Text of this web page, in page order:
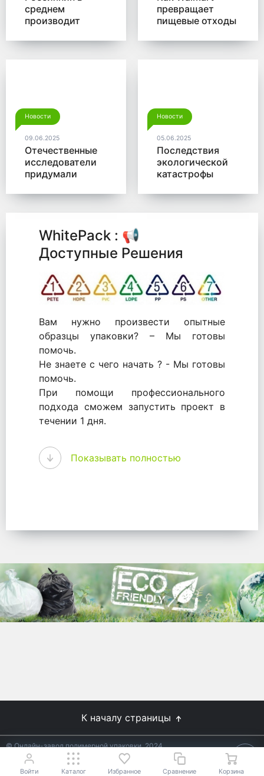
среднем
производит
мусора в год
превращает
пищевые отходы
Новости
09.06.2025
Отечественные
исследователи
придумали
для утилизации
Новости
05.06.2025
Последствия
экологической
катастрофы
микробы от
WhitePack : 📢
Доступные Решения
Вам нужно произвести опытные
образцы упаковки? – Мы готовы
помочь.
Не знаете с чего начать ? - Мы готовы
помочь.
При помощи профессионального
подхода сможем запустить проект в
течении 1 дня.
WhitePack - перерабатываем пластик.
Мы принимали самое активное
участие в становлении этого рынка в
упаковке, и сегодня мы перешли в
Используйте готовые решения от
лидеров отрасли.
WhitePack
8 (495) 204-18-49
Показывать полностью
К началу страницы
© Онлайн-завод полимерной упаковки, 2024
Не является публичной офертой.Условия уточняйте у
менеджеров.
Войти Каталог Избранное Сравнение Корзина